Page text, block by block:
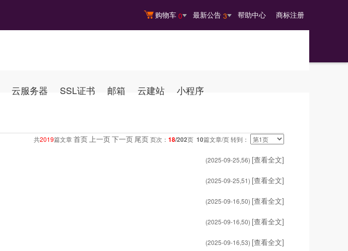
购物车 0 最新公告 3 帮助中心 商标注册
云服务器 SSL证书 邮箱 云建站 小程序
共2019篇文章首页上一页下一页 尾页页次： 18/202页 10篇文章/页 转到：
(2025-09-25,56) [查看全文]
(2025-09-25,51) [查看全文]
(2025-09-16,50) [查看全文]
(2025-09-16,50) [查看全文]
(2025-09-16,53) [查看全文]